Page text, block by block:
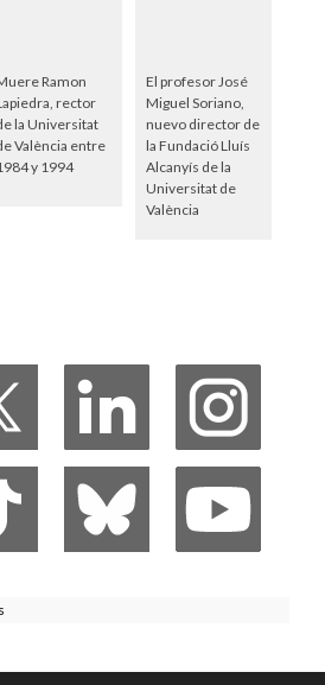
Ramon
rector
la Universitat
València entre
y 1994
El profesor José
Miguel Soriano,
nuevo director de
la Fundació Lluís
Alcanyís de la
Universitat de
València